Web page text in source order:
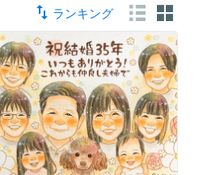
ランキング